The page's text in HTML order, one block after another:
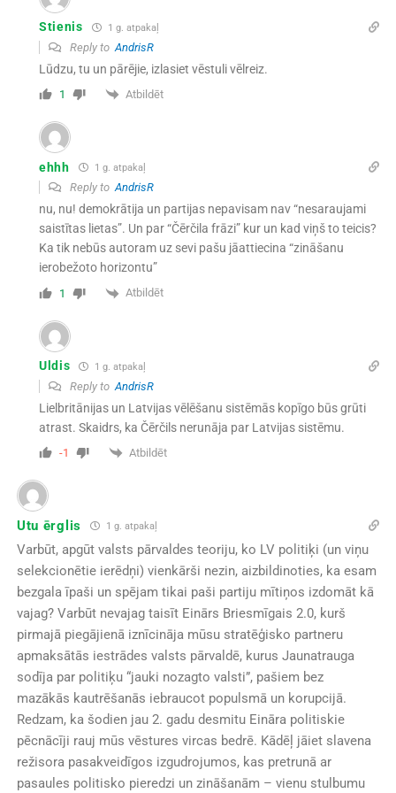
Stienis 1 g. atpakaļ
Reply to AndrisR
Lūdzu, tu un pārējie, izlasiet vēstuli vēlreiz.
1 Atbildēt
ehhh 1 g. atpakaļ
Reply toAndrisR
nu, nu! demokrātija un partijas nepavisam nav “nesaraujami
saistītas lietas”. Un par “Čērčila frāzi” kur un kad viņš to teicis?
Ka tik nebūs autoram uz sevi pašu jāattiecina “zināšanu
ierobežoto horizontu”
1 Atbildēt
Uldis 1 g. atpakaļ
Reply to AndrisR
Lielbritānijas un Latvijas vēlēšanu sistēmās kopīgo būs grūti
atrast. Skaidrs, ka Čērčils nerunāja par Latvijas sistēmu.
-1 Atbildēt
Utu ērglis 1 g. atpakaļ
Varbūt, apgūt valsts pārvaldes teoriju, ko LV politiķi (un viņu
selekcionētie ierēdņi) vienkārši nezin, aizbildinoties, ka esam
bezgala īpaši un spējam tikai paši partiju mītiņos izdomāt kā
vajag? Varbūt nevajag taisīt Einārs Briesmīgais 2.0, kurš
pirmajā piegājienā iznīcināja mūsu stratēģisko partneru
apmaksātās iestrādes valsts pārvaldē, kurus Jaunatrauga
sodīja par politiķu “jauki nozagto valsti”, pašiem bez
mazākās kautrēšanās iebraucot populsmā un korupcijā.
Redzam, ka šodien jau 2. gadu desmitu Eināra politiskie
pēcnācīji rauj mūs vēstures vircas bedrē. Kādēļ jāiet slavena
režisora pasakveidīgos izgudrojumos, kas pretrunā ar
pasaules politisko pieredzi un zināšanām – vienu stulbumu